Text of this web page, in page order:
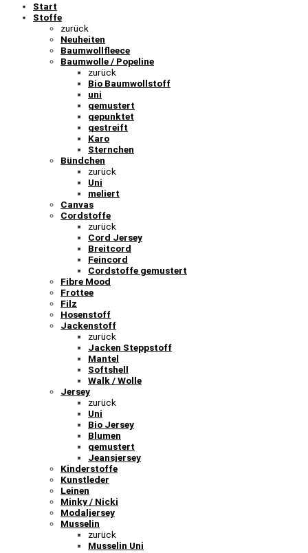
Start
Stoffe
zurück
Neuheiten
Baumwollfleece
Baumwolle / Popeline
zurück
Bio Baumwollstoff
uni
gemustert
gepunktet
gestreift
Karo
Sternchen
Bündchen
zurück
Uni
meliert
Canvas
Cordstoffe
zurück
Cord Jersey
Breitcord
Feincord
Cordstoffe gemustert
Fibre Mood
Frottee
Filz
Hosenstoff
Jackenstoff
zurück
Jacken Steppstoff
Mantel
Softshell
Walk / Wolle
Jersey
zurück
Uni
Bio Jersey
Blumen
gemustert
Jeansjersey
Kinderstoffe
Kunstleder
Leinen
Minky / Nicki
Modaljersey
Musselin
zurück
Musselin Uni